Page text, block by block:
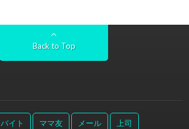
Back to Top
バイト ママ友 メール 上司